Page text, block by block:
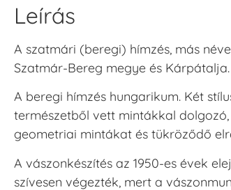
Leírás
A szatmári (beregi) hímzés, más
Szatmár-Bereg megye és Kárpátalja.
A beregi hímzés hungarikum. Két
természetből vett mintákkal
geometriai mintákat és tükröződő
A vászonkészítés az 1950-es évek
szívesen végezték, mert a